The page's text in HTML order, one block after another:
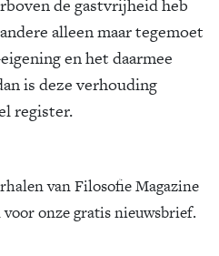
de gastvrijheid heb
alleen maar tegemoet
en het daarmee
is deze verhouding
register.
van Filosofie Magazine
onze gratis nieuwsbrief.